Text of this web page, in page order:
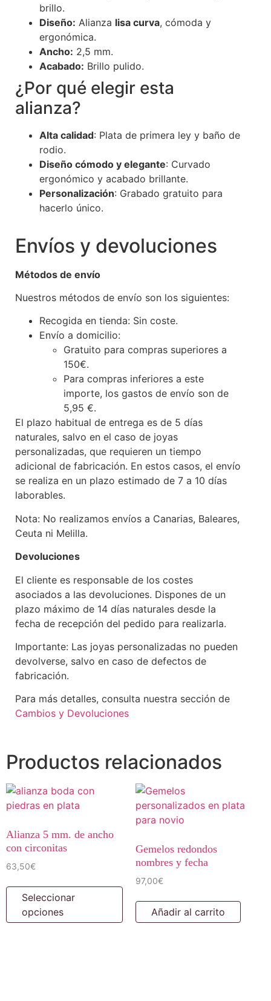
brillo.
Diseño: Alianza lisa curva, cómoda y
ergonómica.
Ancho: 2,5 mm.
Acabado: Brillo pulido.
¿Por qué elegir esta
alianza?
Alta calidad: Plata de primera ley y baño de
rodio.
Diseño cómodo y elegante: Curvado
ergonómico y acabado brillante.
Personalización: Grabado gratuito para
hacerlo único.
Envíos y devoluciones
Métodos de envío
Nuestros métodos de envío son los siguientes:
Recogida en tienda: Sin coste.
Envío a domicilio:
Gratuito para compras superiores a
150€.
Para compras inferiores a este
importe, los gastos de envío son de
5,95 €.
El plazo habitual de entrega es de 5 días
naturales, salvo en el caso de joyas
personalizadas, que requieren un tiempo
adicional de fabricación. En estos casos, el envío
se realiza en un plazo estimado de 7 a 10 días
laborables.
Nota: No realizamos envíos a Canarias, Baleares,
Ceuta ni Melilla.
Devoluciones
El cliente es responsable de los costes
asociados a las devoluciones. Dispones de un
plazo máximo de 14 días naturales desde la
fecha de recepción del pedido para realizarla.
Importante: Las joyas personalizadas no pueden
devolverse, salvo en caso de defectos de
fabricación.
Para más detalles, consulta nuestra sección de
Cambios y Devoluciones
Productos relacionados
Alianza 5 mm. de ancho
con circonitas
63,50€
Seleccionar
opciones
Gemelos redondos
nombres y fecha
97,00€
Añadir al carrito